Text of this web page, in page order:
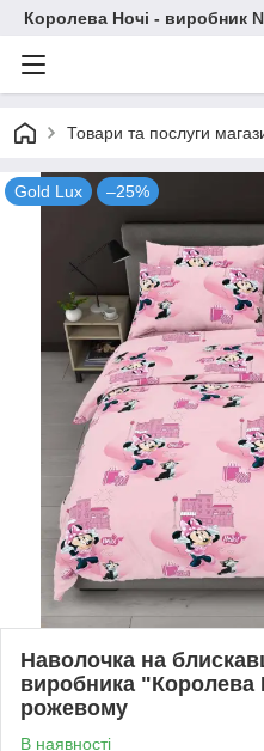
Королева Ночі - виробник
Товари та послуги
Gold Lux –25%
Наволочка на
виробника "Королева
рожевому
В наявності